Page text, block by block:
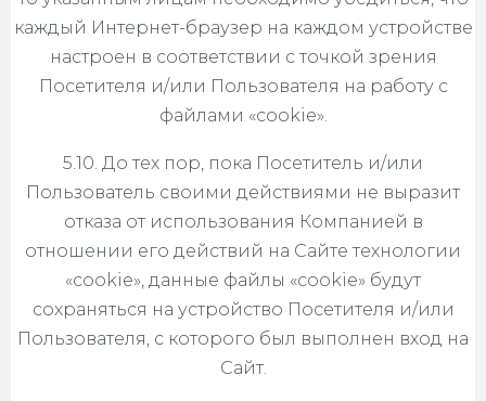
каждый Интернет-браузер на каждом устройстве
настроен в соответствии с точкой зрения
Посетителя и/или Пользователя на работу с
файлами «cookie».
5.10. До тех пор, пока Посетитель и/или
Пользователь своими действиями не выразит
отказа от использования Компанией в
отношении его действий на Сайте технологии
«cookie», данные файлы «cookie» будут
сохраняться на устройство Посетителя и/или
Пользователя, с которого был выполнен вход на
Сайт.